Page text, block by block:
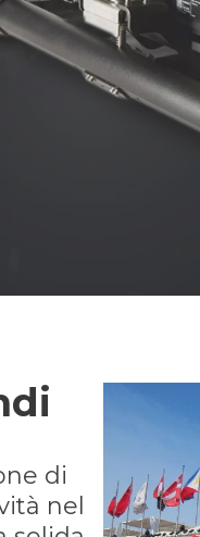
di
nel